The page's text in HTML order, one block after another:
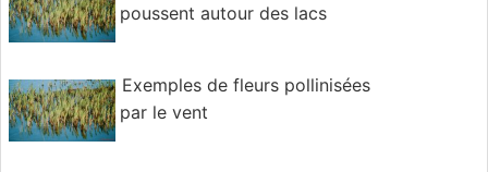
poussent autour des lacs
Exemples de fleurs pollinisées
par le vent